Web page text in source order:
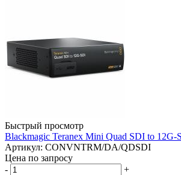
Быстрый просмотр
Blackmagic Teranex Mini Quad SDI to 12G-
Артикул: CONVNTRM/DA/QDSDI
Цена по запросу
-
+